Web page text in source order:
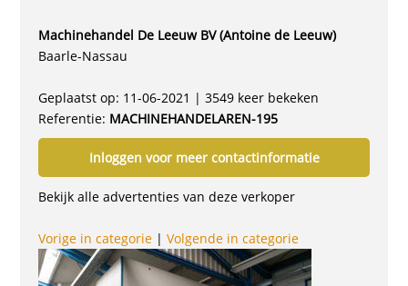
Machinehandel De Leeuw BV (Antoine de Leeuw)
Baarle-Nassau
Geplaatst op: 11-06-2021 | 3549 keer bekeken
Referentie: MACHINEHANDELAREN-195
Inloggen voor meer contactinformatie
Bekijk alle advertenties van deze verkoper
Vorige in categorie |Volgende in categorie